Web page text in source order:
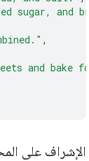
sugar, and
,
and bake
الإشراف على